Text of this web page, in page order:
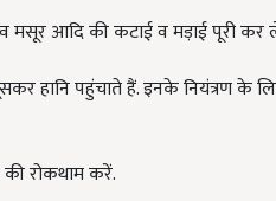
मसूर आदि की कटाई व मड़ाई पूरी कर
हानि पहुंचाते हैं. इनके नियंत्रण के
रोकथाम करें.